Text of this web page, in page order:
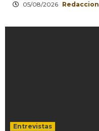
05/08/2026 Redaccion
Entrevistas